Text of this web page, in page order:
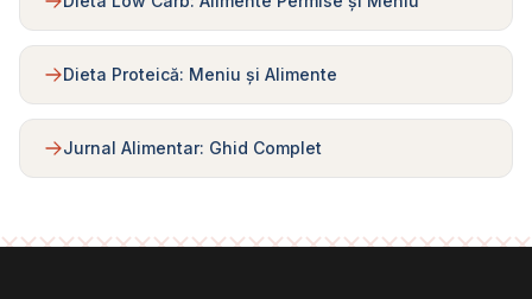
Dieta Proteică: Meniu și Alimente
Jurnal Alimentar: Ghid Complet